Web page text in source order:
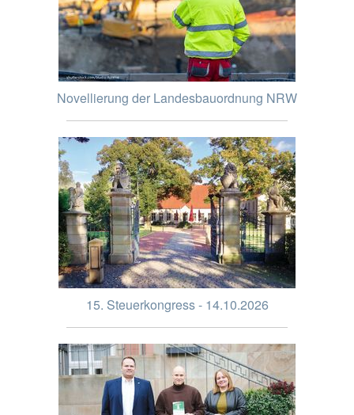
Novellierung der Landesbauordnung NRW
15. Steuerkongress - 14.10.2026